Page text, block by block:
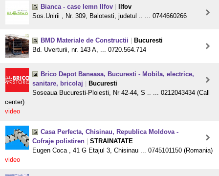
Bianca - case lemn Ilfov
Ilfov
Sos.Unirii , Nr. 309, Balotesti, judetul .. ... 0744660266
BMD Materiale de Constructii
Bucuresti
Bd. Uverturii, nr. 143 A, ... 0720.564.714
Brico Depot Baneasa, Bucuresti - Mobila, electrice,
sanitare, bricolaj
Bucuresti
Soseaua Bucuresti-Ploiesti, Nr 42-44, S .. ... 0212043434 (Call
center)
video
Casa Perfecta, Chisinau, Republica Moldova -
Cofraje polistiren
STRAINATATE
Eugen Coca , 41 G Etajul 3, Chisinau ... 0745101150 (Romania)
video